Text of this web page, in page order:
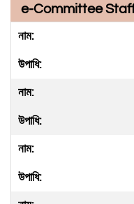
e-Committee